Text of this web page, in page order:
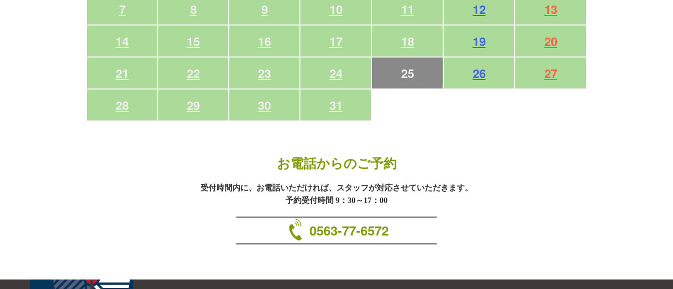
7
8 9 10 11 12
13
14
15 16 17 18 19
20
21
22 23 24 25 26
27
28
29 30 31
お電話からのご予約
受付時間内に、お電話いただければ、スタッフが対応させていただきます。
予約受付時間 9：30～17：00
0563-77-6572